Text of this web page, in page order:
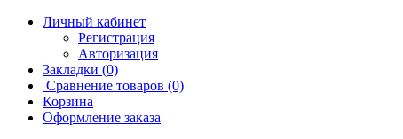
Личный кабинет
Регистрация
Авторизация
Закладки (0)
Сравнение товаров (0)
Корзина
Оформление заказа